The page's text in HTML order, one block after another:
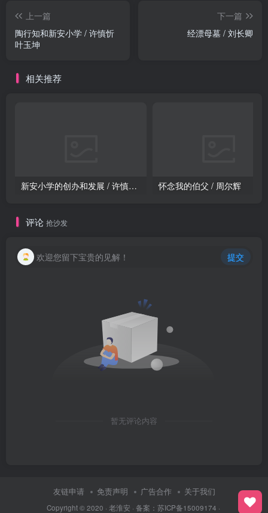
上一篇
陶行知和新安小学 / 许慎忻
叶玉坤
下一篇
经漂母墓 / 刘长卿
相关推荐
新安小学的创办和发展 / 许慎忻 叶玉坤 怀念我的伯父 / 周尔辉
评论 抢沙发
欢迎您留下宝贵的见解！ 提交
暂无评论内容
友链申请 免责声明 广告合作 关于我们
Copyright © 2020 · 老淮安 · 备案： 苏ICP备15009174 ·